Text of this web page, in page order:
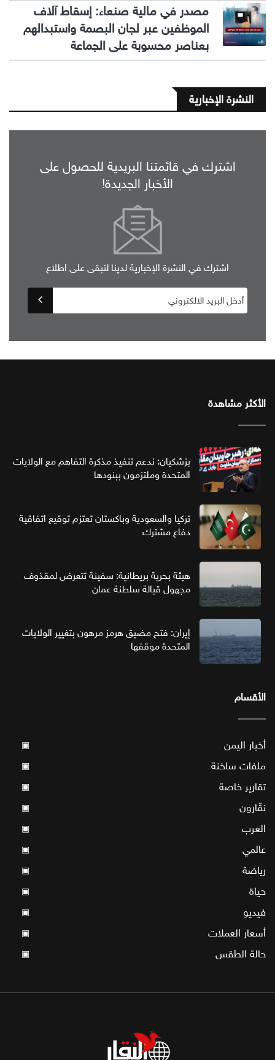
مصدر في مالية صنعاء: إسقاط آلاف
الموظفين عبر لجان البصمة واستبدالهم
بعناصر محسوبة على الجماعة
النشرة الإخبارية
اشترك في قائمتنا البريدية للحصول على
الأخبار الجديدة!
اشترك في النشرة الإخبارية لدينا لتبقى على اطلاع
الأكثر مشاهدة
بزشكيان: ندعم تنفيذ مذكرة التفاهم مع الولايات
المتحدة وملتزمون ببنودها
تركيا والسعودية وباكستان تعتزم توقيع اتفاقية
دفاع مشترك
هيئة بحرية بريطانية: سفينة تتعرض لمقذوف
مجهول قبالة سلطنة عمان
إيران: فتح مضيق هرمز مرهون بتغيير الولايات
المتحدة موقفها
الأقسام
أخبار اليمن ▣
ملفات ساخنة ▣
تقارير خاصة ▣
نقّارون ▣
العرب ▣
عالمي ▣
رياضة ▣
حياة ▣
فيديو ▣
أسعار العملات ▣
حالة الطقس ▣